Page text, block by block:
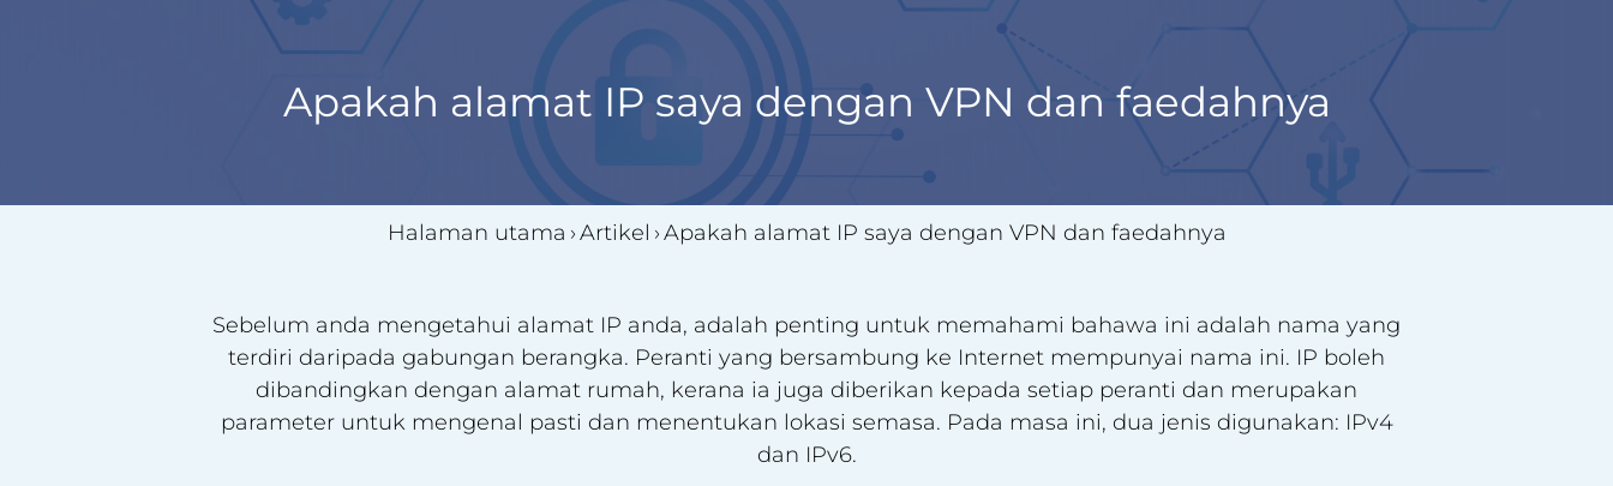
Apakah alamat IP saya dengan VPN dan faedahnya
Halaman utama ›Artikel ›Apakah alamat IP saya dengan VPN dan faedahnya
Sebelum anda mengetahui alamat IP anda, adalah penting untuk memahami bahawa ini adalah nama yang
terdiri daripada gabungan berangka. Peranti yang bersambung ke Internet mempunyai nama ini. IP boleh
dibandingkan dengan alamat rumah, kerana ia juga diberikan kepada setiap peranti dan merupakan
parameter untuk mengenal pasti dan menentukan lokasi semasa. Pada masa ini, dua jenis digunakan: IPv4
dan IPv6.